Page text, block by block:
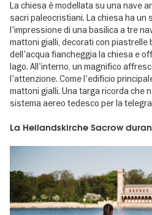
La chiesa è modellata su una nave
sacri paleocristiani. La chiesa ha
l'impressione di una basilica a tre
mattoni gialli, decorati con piastrelle
dell'acqua fiancheggia la chiesa e
lago. All'interno, un magnifico
l'attenzione. Come l'edificio
mattoni gialli. Una targa ricorda che
sistema aereo tedesco per la
La Heilandskirche Sacrow